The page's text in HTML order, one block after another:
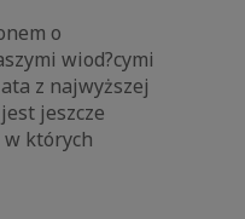
o
wiod?cymi
z najwyższej
jeszcze
których